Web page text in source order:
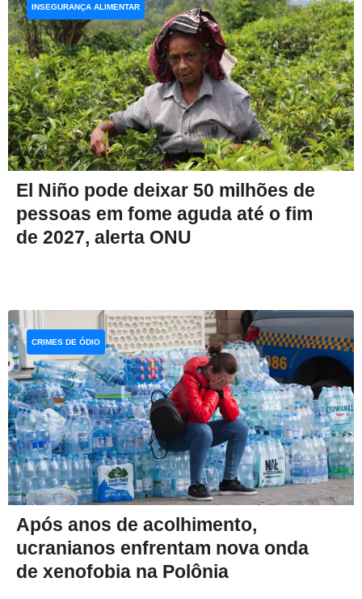
El Niño pode deixar 50 milhões de
pessoas em fome aguda até o fim
de 2027, alerta ONU
INSEGURANÇA ALIMENTAR
Após anos de acolhimento,
ucranianos enfrentam nova onda
de xenofobia na Polônia
CRIMES DE ÓDIO